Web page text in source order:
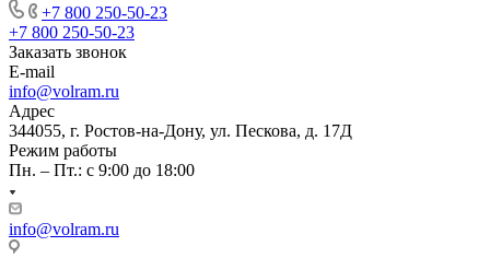
+7 800 250-50-23
+7 800 250-50-23
Заказать звонок
E-mail
info@volram.ru
Адрес
344055, г. Ростов-на-Дону, ул. Пескова, д. 17Д
Режим работы
Пн. – Пт.: с 9:00 до 18:00
info@volram.ru